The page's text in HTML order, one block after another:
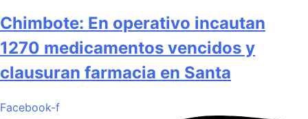
Chimbote: En operativo incautan
1270 medicamentos vencidos y
clausuran farmacia en Santa
Facebook-f